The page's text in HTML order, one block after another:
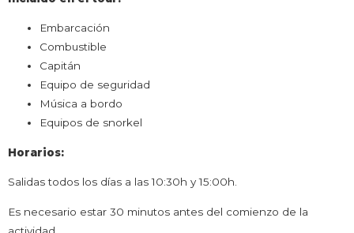
Embarcación
Combustible
Capitán
Equipo de seguridad
Música a bordo
Equipos de snorkel
Horarios:
Salidas todos los días a las 10:30h y 15:00h.
Es necesario estar 30 minutos antes del comienzo de la
actividad.